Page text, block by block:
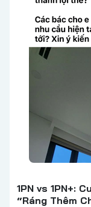
1PN vs 1PN+:
“Ráng Thêm